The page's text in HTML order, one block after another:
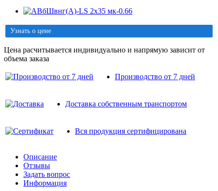
Узнать о цене
Цена расчитывается индивидуально и напрямую зависит от
объема заказа
Производство от 7 дней
Доставка собственным транспортом
Вся продукция сертифицирована
Описание
Отзывы
Задать вопрос
Информация